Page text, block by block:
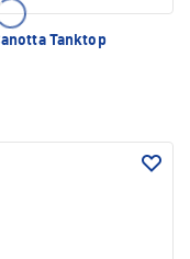
Tanktop